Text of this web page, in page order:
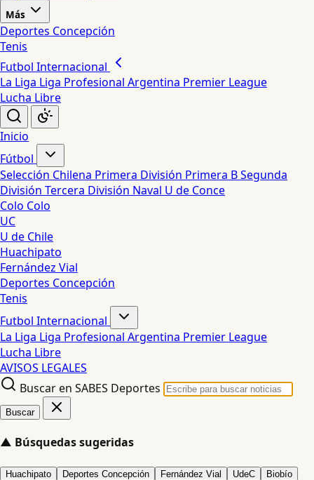
Más
Deportes Concepción
Tenis
Futbol Internacional
La Liga Liga Profesional Argentina Premier League
Lucha Libre
Inicio
Fútbol
Selección Chilena Primera División Primera BSegunda
División Tercera División Naval U de Conce
Colo Colo
UC
U de Chile
Huachipato
Fernández Vial
Deportes Concepción
Tenis
Futbol Internacional
La Liga Liga Profesional Argentina Premier League
Lucha Libre
AVISOS LEGALES
Buscar en SABES Deportes
Buscar
▲ Búsquedas sugeridas
Huachipato Deportes Concepción Fernández Vial UdeC Biobío